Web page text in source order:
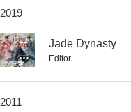
El tiempo no espera
2019
-- Jade Dynasty
Editor
2011